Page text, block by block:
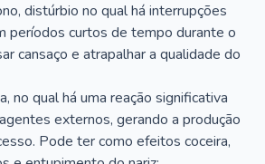
distúrbio no qual há interrupções
períodos curtos de tempo durante o
cansaço e atrapalhar a qualidade do
no qual há uma reação significativa
externos, gerando a produção
Pode ter como efeitos coceira,